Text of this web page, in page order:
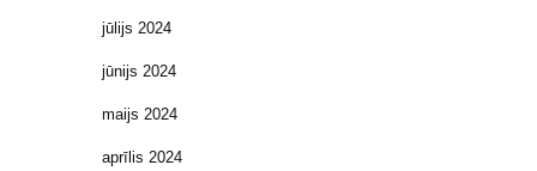
jūlijs 2024
jūnijs 2024
maijs 2024
aprīlis 2024